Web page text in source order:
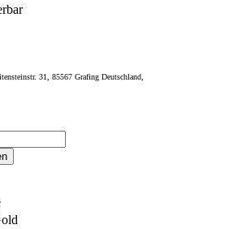
31, 85567 Grafing Deutschland,